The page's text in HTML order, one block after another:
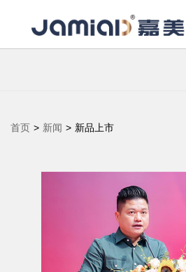
首页 > 新闻 > 新品上市